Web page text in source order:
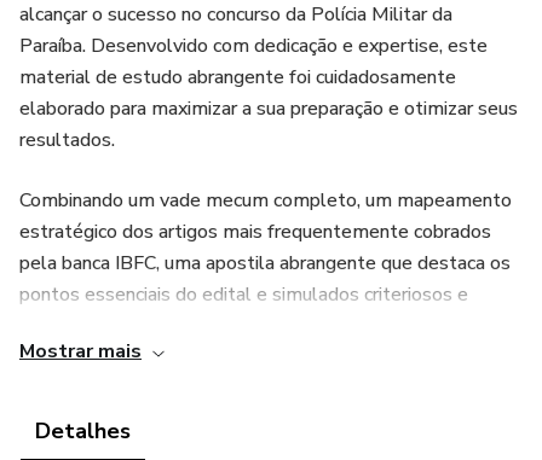
alcançar o sucesso no concurso da Polícia Militar da
Paraíba. Desenvolvido com dedicação e expertise, este
material de estudo abrangente foi cuidadosamente
elaborado para maximizar a sua preparação e otimizar seus
resultados.
Combinando um vade mecum completo, um mapeamento
estratégico dos artigos mais frequentemente cobrados
pela banca IBFC, uma apostila abrangente que destaca os
pontos essenciais do edital e simulados criteriosos e
holística para a sua jornada de preparação. Cada recurso foi
visão clara e aprofundada do conteúdo, permitindo que
Mostrar mais
Detalhes